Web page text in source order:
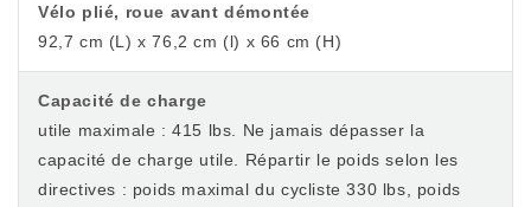
Vélo plié, roue avant démontée
92,7 cm (L) x 76,2 cm (l) x 66 cm (H)
Capacité de charge
utile maximale : 415 lbs. Ne jamais dépasser la
capacité de charge utile. Répartir le poids selon les
directives : poids maximal du cycliste 330 lbs, poids